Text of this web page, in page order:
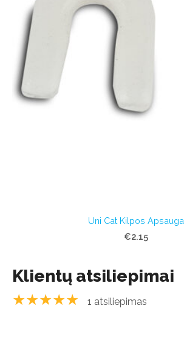
Uni Cat Kilpos Apsauga
€2.15
Klientų atsiliepimai
★★★★★ 1 atsiliepimas